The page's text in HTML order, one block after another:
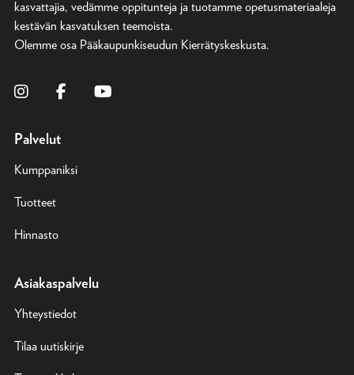
kasvattajia, vedämme oppitunteja ja tuotamme opetusmateriaaleja
kestävän kasvatuksen teemoista.
Olemme osa Pääkaupunkiseudun Kierrätyskeskusta.
Palvelut
Kumppaniksi
Tuotteet
Hinnasto
Asiakaspalvelu
Yhteystiedot
Tilaa uutiskirje